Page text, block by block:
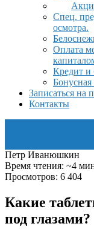
Спец.
осмотра.
Оплата
Кредит и
Бонусная
Записаться на
Контакты
Петр Иванюшкин
Время чтения: ~4
Просмотров: 6 404
Какие
под глазами?